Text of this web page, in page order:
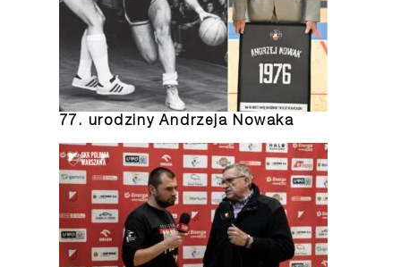
77. urodziny Andrzeja Nowaka